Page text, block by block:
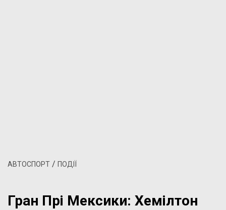
АВТОСПОРТ / ПОДІЇ
Гран Прі Мексики: Хемілтон